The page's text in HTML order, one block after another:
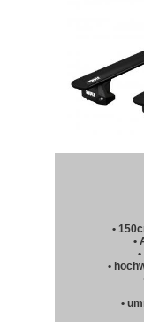
•
•
•
•